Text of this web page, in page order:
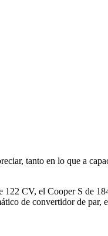
tanto en lo que a
122 CV, el Cooper S de
de convertidor de par,